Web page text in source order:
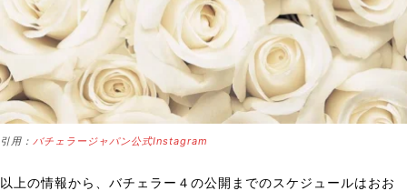
引用： バチェラージャパン公式Instagram
以上の情報から、バチェラー４の公開までのスケジュールはおお